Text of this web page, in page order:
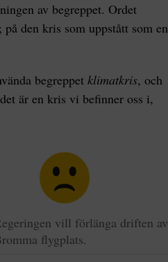
av begreppet. Ordet
den kris som uppstått som en
begreppet klimatkris, och
är en kris vi befinner oss i,
vill förlänga driften av
flygplats.